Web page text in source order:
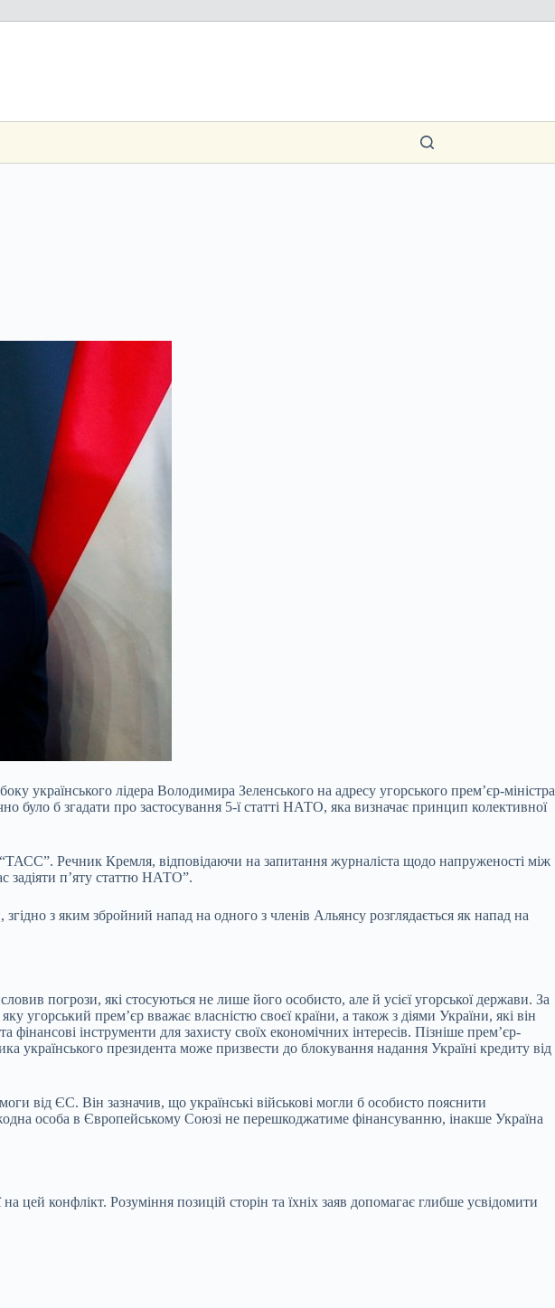
українського лідера Володимира Зеленського на адресу угорського прем’єр-міністра
було б згадати про застосування 5-ї статті НАТО, яка визначає принцип колективної
Речник Кремля, відповідаючи на запитання журналіста щодо напруженості між
задіяти п’яту статтю НАТО”.
з яким збройний напад на одного з членів Альянсу розглядається як напад на
погрози, які стосуються не лише його особисто, але й усієї угорської держави. За
прем’єр вважає власністю своєї країни, а також з діями України, які він
інструменти для захисту своїх економічних інтересів. Пізніше прем’єр-
президента може призвести до блокування надання Україні кредиту від
від ЄС. Він зазначив, що українські військові могли б особисто пояснити
особа в Європейському Союзі не перешкоджатиме фінансуванню, інакше Україна
конфлікт. Розуміння позицій сторін та їхніх заяв допомагає глибше усвідомити